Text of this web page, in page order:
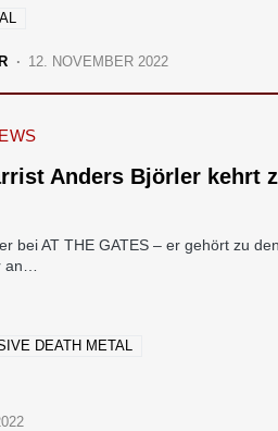
12. NOVEMBER 2022
Anders Björler kehrt
bei AT THE GATES – er gehört zu den
an…
DEATH METAL